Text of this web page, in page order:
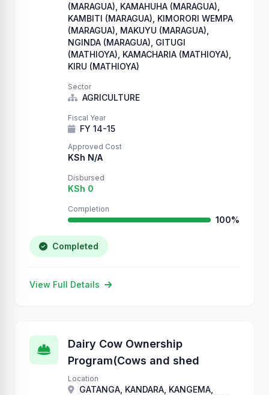
(MARAGUA), KAMAHUHA (MARAGUA),
KAMBITI (MARAGUA), KIMORORI WEMPA
(MARAGUA), MAKUYU (MARAGUA),
NGINDA (MARAGUA), GITUGI
(MATHIOYA), KAMACHARIA (MATHIOYA),
KIRU (MATHIOYA)
Sector
AGRICULTURE
Fiscal Year
FY 14-15
Approved Cost
KSh N/A
Disbursed
KSh 0
Completion
100%
Completed
View Full Details
Dairy Cow Ownership
Program(Cows and shed
Location
GATANGA, KANDARA, KANGEMA,